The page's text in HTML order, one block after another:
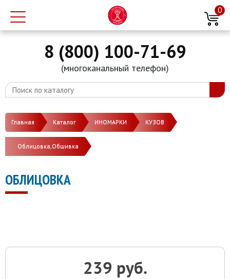
0
8 (800) 100-71-69
(многоканальный телефон)
Главная Каталог ИНОМАРКИ КУЗОВ
Облицовка,Обшивка
ОБЛИЦОВКА
239 руб.